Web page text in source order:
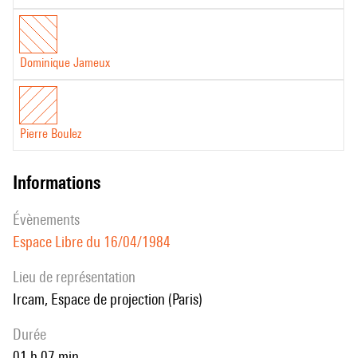
Dominique Jameux
Pierre Boulez
informations
évènements
Espace Libre du 16/04/1984
Lieu de représentation
Ircam, Espace de projection (Paris)
durée